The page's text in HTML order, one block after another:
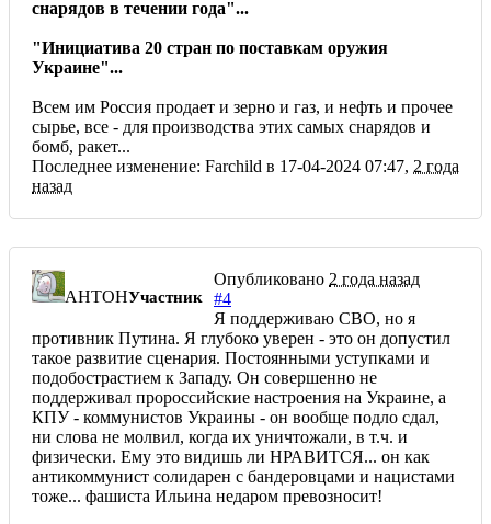
снарядов в течении года"...
"Инициатива 20 стран по поставкам оружия
Украине"...
Всем им Россия продает и зерно и газ, и нефть и прочее
сырье, все - для производства этих самых снарядов и
бомб, ракет...
Последнее изменение: Farchild в 17-04-2024 07:47, 2 года
назад
AHTOHУчастник
Опубликовано 2 года назад
#4
Я поддерживаю СВО, но я
противник Путина. Я глубоко уверен - это он допустил
такое развитие сценария. Постоянными уступками и
подобострастием к Западу. Он совершенно не
поддерживал пророссийские настроения на Украине, а
КПУ - коммунистов Украины - он вообще подло сдал,
ни слова не молвил, когда их уничтожали, в т.ч. и
физически. Ему это видишь ли НРАВИТСЯ... он как
антикоммунист солидарен с бандеровцами и нацистами
тоже... фашиста Ильина недаром превозносит!